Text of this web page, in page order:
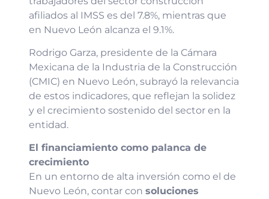
afiliados al IMSS es del 7.8%, mientras que
en Nuevo León alcanza el 9.1%.
Rodrigo Garza, presidente de la Cámara
Mexicana de la Industria de la Construcción
(CMIC) en Nuevo León, subrayó la relevancia
de estos indicadores, que reflejan la solidez
y el crecimiento sostenido del sector en la
entidad.
El financiamiento como palanca de
crecimiento
En un entorno de alta inversión como el de
Nuevo León, contar con soluciones